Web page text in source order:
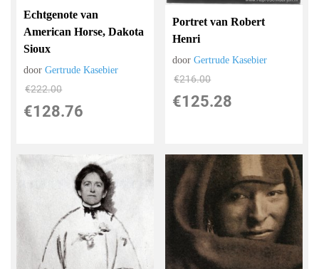
Echtgenote van
American Horse, Dakota
Sioux
doorGertrude Kasebier
€222.00
€128.76
Portret van Robert
Henri
doorGertrude Kasebier
€216.00
€125.28